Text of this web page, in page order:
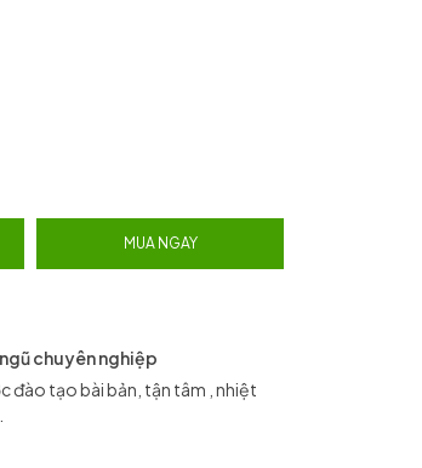
MUA NGAY
chuyên nghiệp
đào tạo bài bản, tận tâm , nhiệt